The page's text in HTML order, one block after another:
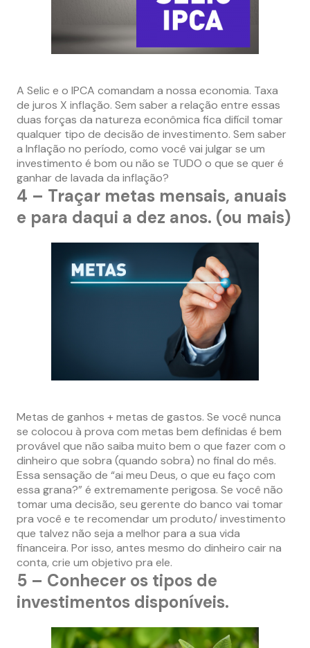
A Selic e o IPCA comandam a nossa economia. Taxa
de juros X inflação. Sem saber a relação entre essas
duas forças da natureza econômica fica difícil tomar
qualquer tipo de decisão de investimento. Sem saber
a Inflação no período, como você vai julgar se um
investimento é bom ou não se TUDO o que se quer é
ganhar de lavada da inflação?
4 – Traçar metas mensais, anuais
e para daqui a dez anos. (ou mais)
Metas de ganhos + metas de gastos. Se você nunca
se colocou à prova com metas bem definidas é bem
provável que não saiba muito bem o que fazer com o
dinheiro que sobra (quando sobra) no final do mês.
Essa sensação de “ai meu Deus, o que eu faço com
essa grana?” é extremamente perigosa. Se você não
tomar uma decisão, seu gerente do banco vai tomar
pra você e te recomendar um produto/ investimento
que talvez não seja a melhor para a sua vida
financeira. Por isso, antes mesmo do dinheiro cair na
conta, crie um objetivo pra ele.
5 – Conhecer os tipos de
investimentos disponíveis.